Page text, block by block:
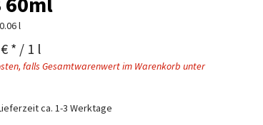
l
* / 1 l
falls Gesamtwarenwert im Warenkorb unter
ca. 1-3 Werktage